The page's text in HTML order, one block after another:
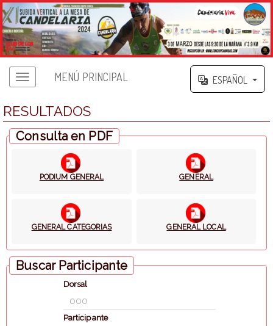
MENÚ PRINCIPAL ESPAÑOL
RESULTADOS
Consulta en PDF
PODIUM GENERAL GENERAL
GENERAL CATEGORIAS GENERAL LOCAL
Buscar Participante
Dorsal
Participante